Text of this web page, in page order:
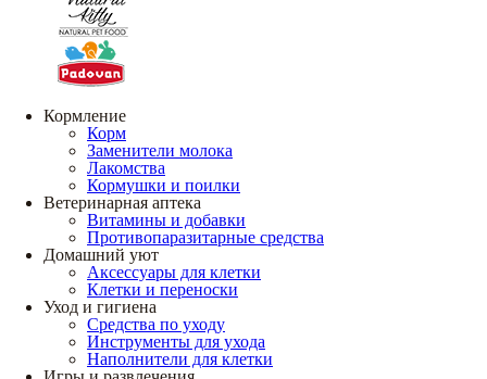
Кормление
Корм
Заменители молока
Лакомства
Кормушки и поилки
Ветеринарная аптека
Витамины и добавки
Противопаразитарные средства
Домашний уют
Аксессуары для клетки
Клетки и переноски
Уход и гигиена
Средства по уходу
Инструменты для ухода
Наполнители для клетки